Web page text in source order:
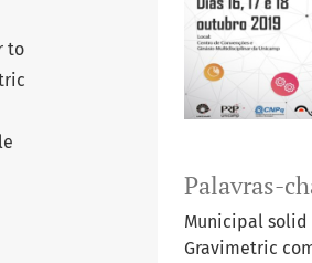
Palavras-
Municipal solid
Gravimetric
to